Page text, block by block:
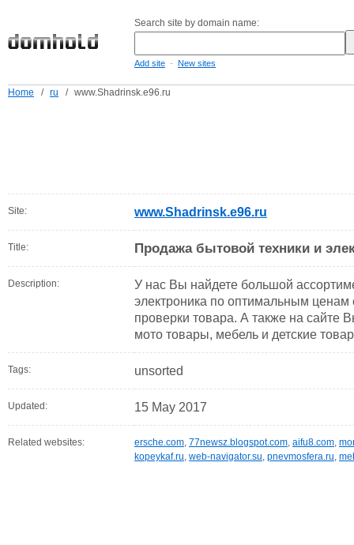
Search site by domain name:
Add site - New sites
Home / ru / www.Shadrinsk.e96.ru
Site: www.Shadrinsk.e96.ru
Title: Продажа бытовой техники и
Description:
У нас Вы найдете большой
электроника по оптимальным ценам
проверки товара. А также на сайте
мото товары, мебель и детские
Tags: unsorted
Updated: 15 May 2017
Related websites: ersche.com, 77newsz.blogspot.com, aifu8.com,
kopeykaf.ru, web-navigator.su, pnevmosfera.ru,